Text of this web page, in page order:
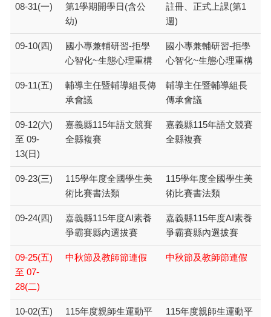
08-31(一)
第1學期開學日(含公
幼)
註冊、正式上課(第1
週)
09-10(四)
國小專兼輔研習-拒學
心智化~生態心理重構
國小專兼輔研習-拒學
心智化~生態心理重構
09-11(五)
輔導主任暨輔導組長傳
承會議
輔導主任暨輔導組長
傳承會議
09-12(六)
至 09-
13(日)
嘉義縣115年語文競賽
全縣複賽
嘉義縣115年語文競賽
全縣複賽
09-23(三)
115學年度全國學生美
術比賽書法類
115學年度全國學生美
術比賽書法類
09-24(四)
嘉義縣115年度AI素養
爭霸賽縣內選拔賽
嘉義縣115年度AI素養
爭霸賽縣內選拔賽
09-25(五)
至 07-
28(二)
中秋節及教師節連假 中秋節及教師節連假
10-02(五)
115年度親師生運動平
115年度親師生運動平